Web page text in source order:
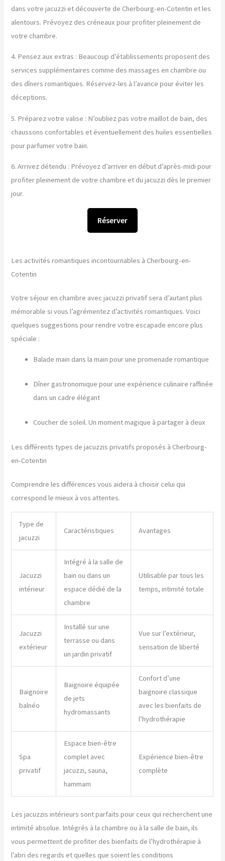
dans votre jacuzzi et découverte de Cherbourg-en-Cotentin et les
alentours. Prévoyez des créneaux pour profiter pleinement de
votre chambre.
4. Pensez aux extras : Beaucoup d’établissements proposent des
services supplémentaires comme des massages en chambre ou
des dîners romantiques. Réservez-les à l’avance pour éviter les
déceptions.
5. Préparez votre valise : N’oubliez pas votre maillot de bain, des
chaussons confortables et éventuellement des huiles essentielles
pour parfumer votre bain.
6. Arrivez détendu : Prévoyez d’arriver en début d’après-midi pour
profiter pleinement de votre chambre et du jacuzzi dès le premier
jour.
Réserver
Les activités romantiques incontournables à Cherbourg-en-
Cotentin
Votre séjour en chambre avec jacuzzi privatif sera d’autant plus
mémorable si vous l’agrémentez d’activités romantiques. Voici
quelques suggestions pour rendre votre escapade encore plus
spéciale :
Balade main dans la main pour une promenade romantique
Dîner gastronomique pour une expérience culinaire raffinée
dans un cadre élégant
Coucher de soleil. Un moment magique à partager à deux
Les différents types de jacuzzis privatifs proposés à Cherbourg-
en-Cotentin
Comprendre les différences vous aidera à choisir celui qui
correspond le mieux à vos attentes.
Type de
jacuzzi
Caractéristiques Avantages
Jacuzzi
intérieur
Intégré à la salle de
bain ou dans un
espace dédié de la
chambre
Utilisable par tous les
temps, intimité totale
Jacuzzi
extérieur
Installé sur une
terrasse ou dans
un jardin privatif
Vue sur l’extérieur,
sensation de liberté
Baignoire
balnéo
Baignoire équipée
de jets
hydromassants
Confort d’une
baignoire classique
avec les bienfaits de
l’hydrothérapie
Spa
privatif
Espace bien-être
complet avec
jacuzzi, sauna,
hammam
Expérience bien-être
complète
Les jacuzzis intérieurs sont parfaits pour ceux qui recherchent une
intimité absolue. Intégrés à la chambre ou à la salle de bain, ils
vous permettent de profiter des bienfaits de l’hydrothérapie à
l’abri des regards et quelles que soient les conditions